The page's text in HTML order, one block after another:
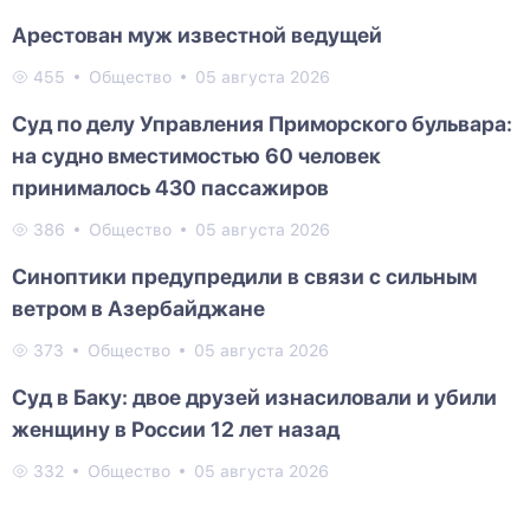
Арестован муж известной ведущей
455 Общество 05 августа 2026
Суд по делу Управления Приморского бульвара:
на судно вместимостью 60 человек
принималось 430 пассажиров
386 Общество 05 августа 2026
Синоптики предупредили в связи с сильным
ветром в Азербайджане
373 Общество 05 августа 2026
Суд в Баку: двое друзей изнасиловали и убили
женщину в России 12 лет назад
332 Общество 05 августа 2026